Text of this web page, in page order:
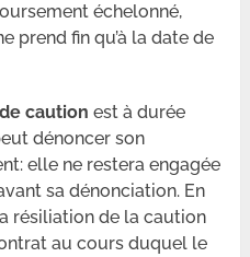
échelonné,
prend fin qu’à la date de
caution est à durée
dénoncer son
elle ne restera engagée
sa dénonciation. En
résiliation de la caution
au cours duquel le